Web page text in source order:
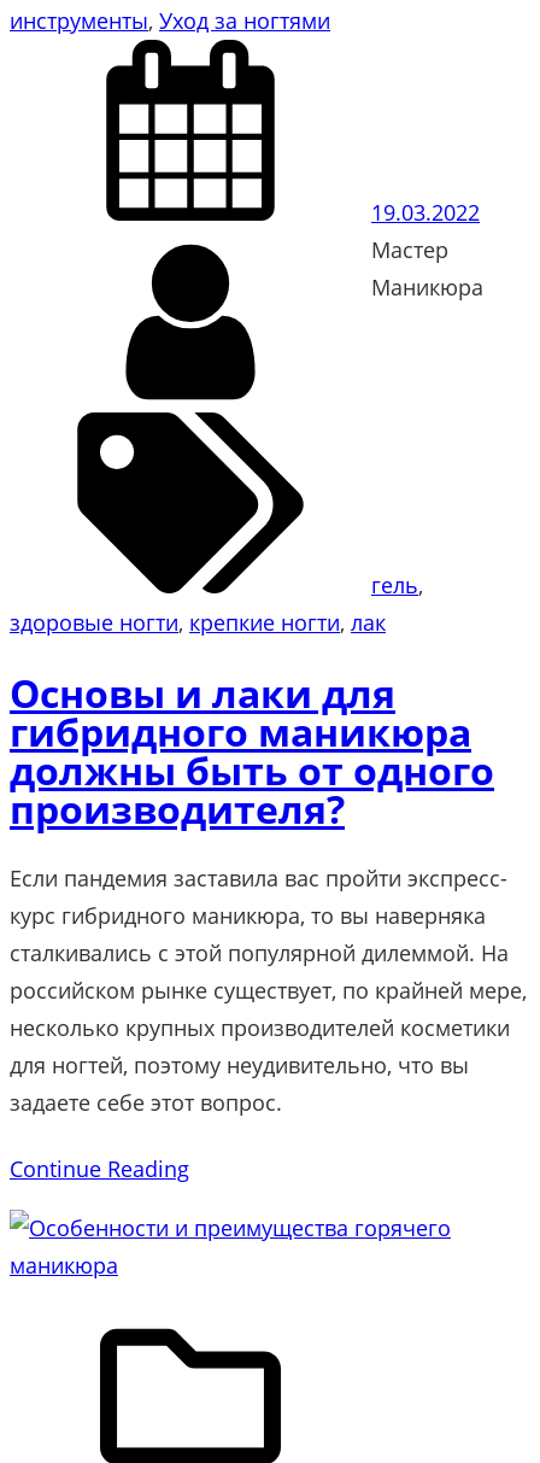
инструменты, Уход за ногтями
19.03.2022
Мастер
Маникюра
гель
здоровые ногти, крепкие ногти, лак
Основы и лаки для
гибридного маникюра
должны быть от одного
производителя?
Если пандемия заставила вас пройти экспресс-
курс гибридного маникюра, то вы наверняка
сталкивались с этой популярной дилеммой. На
российском рынке существует, по крайней мере,
несколько крупных производителей косметики
для ногтей, поэтому неудивительно, что вы
задаете себе этот вопрос.
Continue Reading